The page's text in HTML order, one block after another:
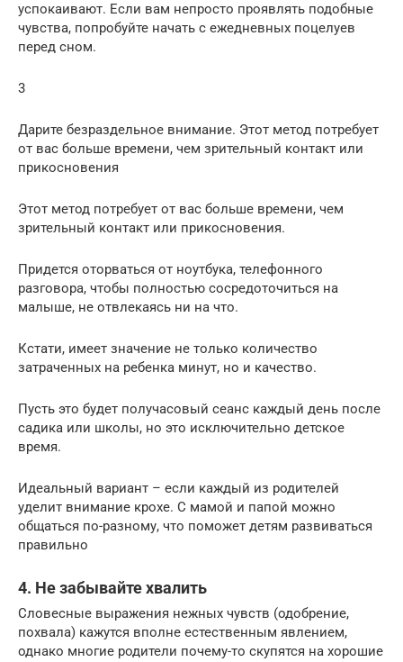
успокаивают. Если вам непросто проявлять подобные
чувства, попробуйте начать с ежедневных поцелуев
перед сном.
3
Дарите безраздельное внимание. Этот метод потребует
от вас больше времени, чем зрительный контакт или
прикосновения
Этот метод потребует от вас больше времени, чем
зрительный контакт или прикосновения.
Придется оторваться от ноутбука, телефонного
разговора, чтобы полностью сосредоточиться на
малыше, не отвлекаясь ни на что.
Кстати, имеет значение не только количество
затраченных на ребенка минут, но и качество.
Пусть это будет получасовый сеанс каждый день после
садика или школы, но это исключительно детское
время.
Идеальный вариант – если каждый из родителей
уделит внимание крохе. С мамой и папой можно
общаться по-разному, что поможет детям развиваться
правильно
4. Не забывайте хвалить
Словесные выражения нежных чувств (одобрение,
похвала) кажутся вполне естественным явлением,
однако многие родители почему-то скупятся на хорошие